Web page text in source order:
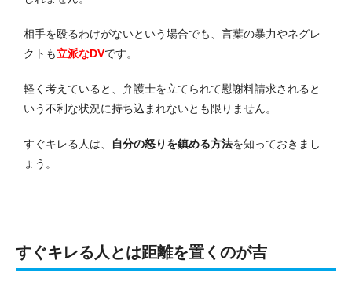
相手を殴るわけがないという場合でも、言葉の暴力やネグレ
クトも立派なDVです。
軽く考えていると、弁護士を立てられて慰謝料請求されると
いう不利な状況に持ち込まれないとも限りません。
すぐキレる人は、 自分の怒りを鎮める方法を知っておきまし
ょう。
すぐキレる人とは距離を置くのが吉